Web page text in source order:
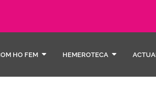
HO FEM HEMEROTECA